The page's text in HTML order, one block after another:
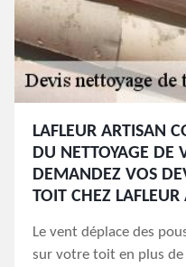
LAFLEUR ARTISAN
DU NETTOYAGE DE
DEMANDEZ VOS
TOIT CHEZ
Le vent déplace des
sur votre toit en plus